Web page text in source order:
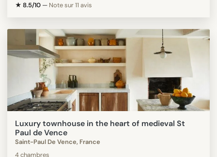
★ 8.5/10 — Note sur 11 avis
Luxury townhouse in the heart of medieval St
Paul de Vence
Saint-Paul De Vence, France
4 chambres